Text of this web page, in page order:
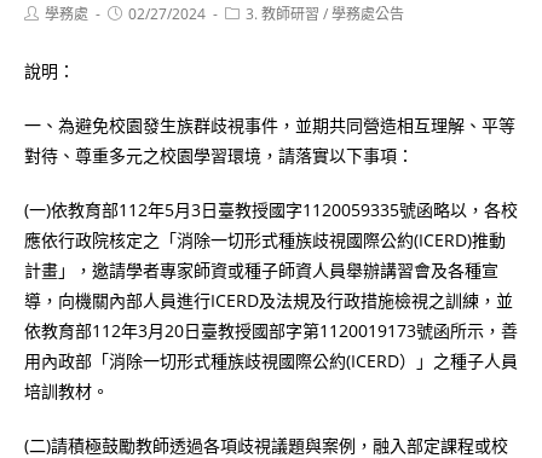
Post學務處
Post02/27/2024
Post3. 教師研習 /學務處公告
說明：
一、為避免校園發生族群歧視事件，並期共同營造相互理解、平等
對待、尊重多元之校園學習環境，請落實以下事項：
(一)依教育部112年5月3日臺教授國字1120059335號函略以，各校
應依行政院核定之「消除一切形式種族歧視國際公約(ICERD)推動
計畫」，邀請學者專家師資或種子師資人員舉辦講習會及各種宣
導，向機關內部人員進行ICERD及法規及行政措施檢視之訓練，並
依教育部112年3月20日臺教授國部字第1120019173號函所示，善
用內政部「消除一切形式種族歧視國際公約(ICERD）」之種子人員
培訓教材。
(二)請積極鼓勵教師透過各項歧視議題與案例，融入部定課程或校